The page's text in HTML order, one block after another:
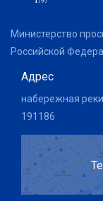
Министерство
Российской
Адрес
набережная
191186